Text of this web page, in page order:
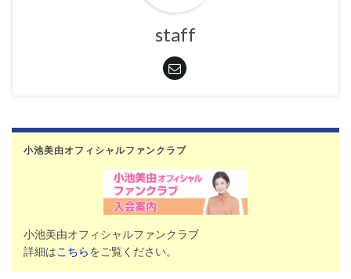
staff
小池美由オフィシャルファンクラブ
小池美由オフィシャルファンクラブ
詳細はこちらをご覧ください。